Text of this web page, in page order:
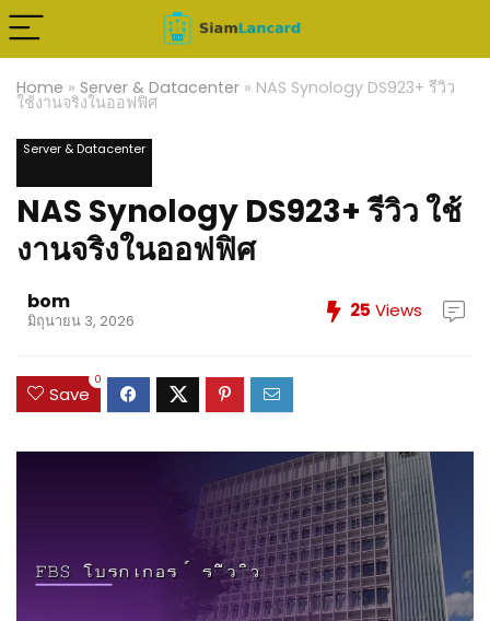
Home » Server & Datacenter » NAS Synology DS923+ รีวิว
ใช้งานจริงในออฟฟิศ
Server & Datacenter
NAS Synology DS923+ รีวิว ใช้
งานจริงในออฟฟิศ
bom
มิถุนายน 3, 2026 25 Views
Save
0